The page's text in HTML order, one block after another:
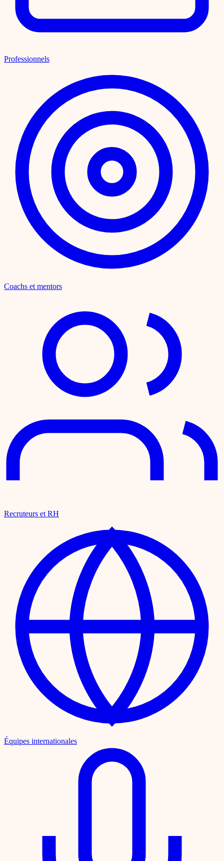
Professionnels
Coachs et mentors
Recruteurs et RH
Équipes internationales